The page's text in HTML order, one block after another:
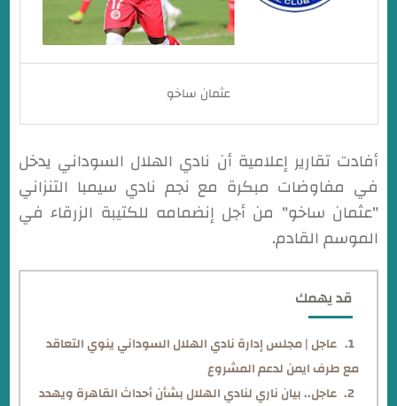
عثمان ساخو
أفادت تقارير إعلامية أن نادي الهلال السوداني يدخل
في مفاوضات مبكرة مع نجم نادي سيمبا التنزاني
"عثمان ساخو" من أجل إنضمامه للكتيبة الزرقاء في
الموسم القادم.
قد يهمك
عاجل | مجلس إدارة نادي الهلال السوداني ينوي التعاقد
مع طرف ايمن لدعم المشروع
عاجل.. بيان ناري لنادي الهلال بشأن أحداث القاهرة ويهدد